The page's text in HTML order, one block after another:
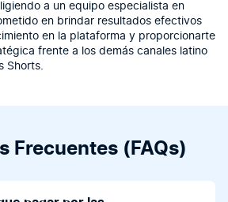
a un equipo especialista en
en brindar resultados efectivos
en la plataforma y proporcionarte
frente a los demás canales latino
Shorts.
Frecuentes (FAQs)